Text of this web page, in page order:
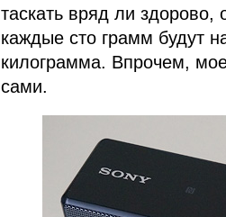
таскать вряд ли здорово,
каждые сто грамм будут
килограмма. Впрочем,
сами.